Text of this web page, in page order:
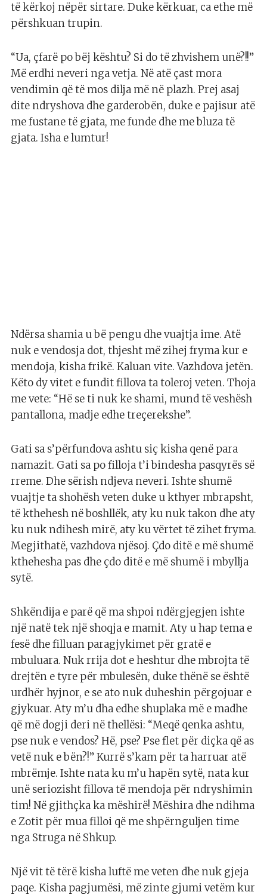
të kërkoj nëpër sirtare. Duke kërkuar, ca ethe më
përshkuan trupin.
“Ua, çfarë po bëj kështu? Si do të zhvishem unë?!!”
Më erdhi neveri nga vetja. Në atë çast mora
vendimin që të mos dilja më në plazh. Prej asaj
dite ndryshova dhe garderobën, duke e pajisur atë
me fustane të gjata, me funde dhe me bluza të
gjata. Isha e lumtur!
Ndërsa shamia u bë pengu dhe vuajtja ime. Atë
nuk e vendosja dot, thjesht më zihej fryma kur e
mendoja, kisha frikë. Kaluan vite. Vazhdova jetën.
Këto dy vitet e fundit fillova ta toleroj veten. Thoja
me vete: “Hë se ti nuk ke shami, mund të veshësh
pantallona, madje edhe treçerekshe”.
Gati sa s’përfundova ashtu siç kisha qenë para
namazit. Gati sa po filloja t’i bindesha pasqyrës së
rreme. Dhe sërish ndjeva neveri. Ishte shumë
vuajtje ta shohësh veten duke u kthyer mbrapsht,
të kthehesh në boshllëk, aty ku nuk takon dhe aty
ku nuk ndihesh mirë, aty ku vërtet të zihet fryma.
Megjithatë, vazhdova njësoj. Çdo ditë e më shumë
kthehesha pas dhe çdo ditë e më shumë i mbyllja
sytë.
Shkëndija e parë që ma shpoi ndërgjegjen ishte
një natë tek një shoqja e mamit. Aty u hap tema e
fesë dhe filluan paragjykimet për gratë e
mbuluara. Nuk rrija dot e heshtur dhe mbrojta të
drejtën e tyre për mbulesën, duke thënë se është
urdhër hyjnor, e se ato nuk duheshin përgojuar e
gjykuar. Aty m’u dha edhe shuplaka më e madhe
që më dogji deri në thellësi: “Meqë qenka ashtu,
pse nuk e vendos? Hë, pse? Pse flet për diçka që as
vetë nuk e bën?!” Kurrë s’kam për ta harruar atë
mbrëmje. Ishte nata ku m’u hapën sytë, nata kur
unë seriozisht fillova të mendoja për ndryshimin
tim! Në gjithçka ka mëshirë! Mëshira dhe ndihma
e Zotit për mua filloi që me shpërnguljen time
nga Struga në Shkup.
Një vit të tërë kisha luftë me veten dhe nuk gjeja
paqe. Kisha pagjumësi, më zinte gjumi vetëm kur